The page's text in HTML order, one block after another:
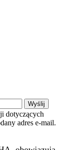
dotyczących
adres e-mail.